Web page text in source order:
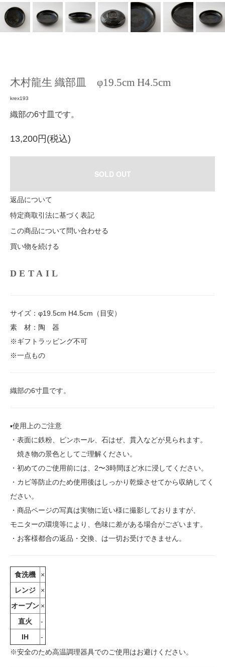
木村龍生 織部皿 φ19.5cm H4.5cm
krex193
織部の6寸皿です。
13,200円(税込)
SOLD OUT
返品について
特定商取引法に基づく表記
この商品について問い合わせる
買い物を続ける
DETAIL
サイズ：φ19.5cm H4.5cm（目安）
素 材：陶 器
※ギフトラッピング不可
※一点もの
織部の6寸皿です。
▪️使用上のご注意
・表面に鉄粉、ピンホール、石はぜ、貫入などが見られます。
焼き物の景色としてご理解ください。
・初めてのご使用前には、2〜3時間ほど水に浸してください。
・カビ等防止のため使用後はしっかり乾燥させてから収納してく
ださい。
・商品ページの写真は実物に近い様に撮影しておりますが、
モニターの環境等により、色味に差がある場合がございます。
・お客様都合の返品・交換、は一切お受けできません。
食洗機
×
レンジ
×
オーブン ×
直火
-
IH
-
※安全のため高温調理器具でのご使用はお避けください。